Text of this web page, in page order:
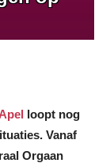
loopt nog
Vanaf
Orgaan